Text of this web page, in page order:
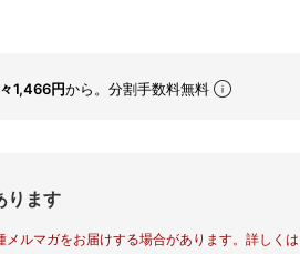
1,466円から。分割手数料無料
ります
メルマガをお届けする場合があります。詳しく